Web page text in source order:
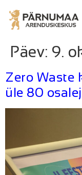
Päev: 9.
Zero Waste
üle 80